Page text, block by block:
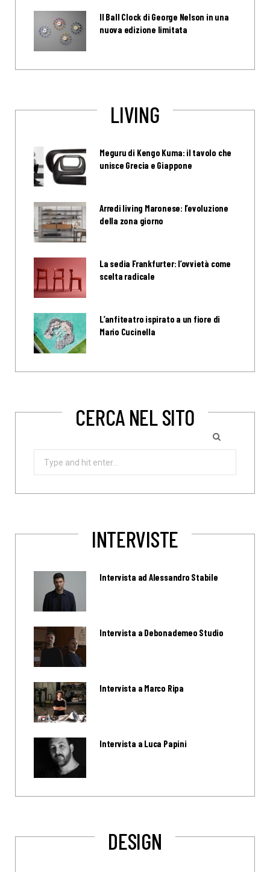
Il Ball Clock di George Nelson in una
nuova edizione limitata
LIVING
Meguru di Kengo Kuma: il tavolo che
unisce Grecia e Giappone
Arredi living Maronese: l’evoluzione
della zona giorno
La sedia Frankfurter: l’ovvietà come
scelta radicale
L’anfiteatro ispirato a un fiore di
Mario Cucinella
CERCA NEL SITO
INTERVISTE
Intervista ad Alessandro Stabile
Intervista a Debonademeo Studio
Intervista a Marco Ripa
Intervista a Luca Papini
DESIGN